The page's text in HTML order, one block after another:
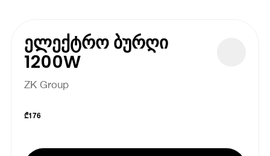
ელექტრო ბურღი
1200W
ZK Group
₾176